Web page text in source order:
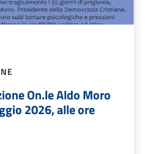
On.le Aldo Moro
2026, alle ore